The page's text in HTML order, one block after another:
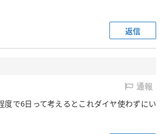
返信
通報
度で6日って考えるとこれダイヤ使わずにい